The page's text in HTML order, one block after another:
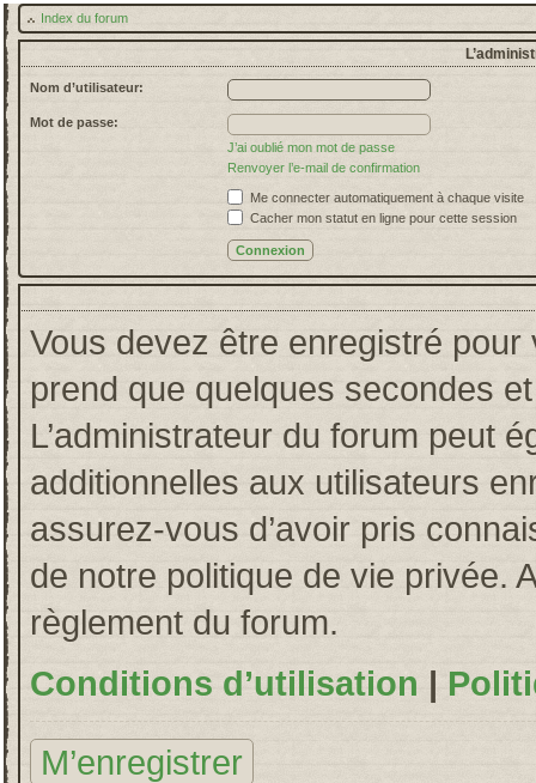
Index du forum
Nom d’utilisateur:
Mot de passe:
J’ai oublié mon mot de passe
Renvoyer l’e-mail de confirmation
Me connecter automatiquement à chaque visite
Cacher mon statut en ligne pour cette session
Vous devez être enregistré pour
prend que quelques secondes
L’administrateur du forum peut
additionnelles aux utilisateurs
assurez-vous d’avoir pris
de notre politique de vie privée.
règlement du forum.
Conditions d’utilisation |
M’enregistrer